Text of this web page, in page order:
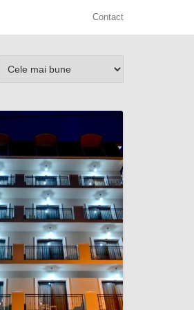
Contact